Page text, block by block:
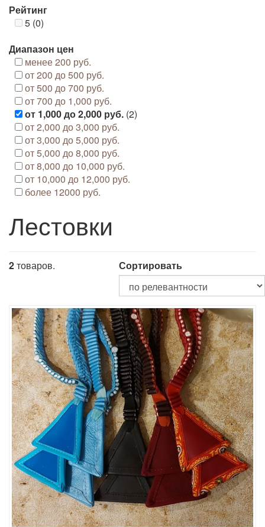
Рейтинг
5 (0)
Диапазон цен
менее 200 руб.
от 200 до 500 руб.
от 500 до 700 руб.
от 700 до 1,000 руб.
от 1,000 до 2,000 руб. (2)
от 2,000 до 3,000 руб.
от 3,000 до 5,000 руб.
от 5,000 до 8,000 руб.
от 8,000 до 10,000 руб.
от 10,000 до 12,000 руб.
более 12000 руб.
Лестовки
2товаров. Сортировать